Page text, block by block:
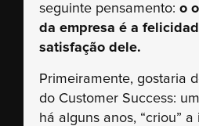
seguinte pensamento: o
da empresa é a
satisfação dele.
Primeiramente, gostaria
do Customer Success:
há alguns anos, “criou”